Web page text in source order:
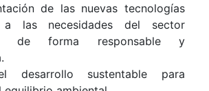
de las nuevas tecnologías
a las necesidades del sector
de forma responsable y
desarrollo sustentable para